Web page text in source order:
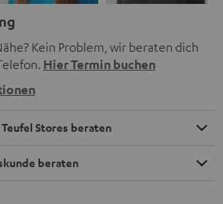
Kein Problem, wir beraten dich
Hier Termin buchen
Stores beraten
beraten